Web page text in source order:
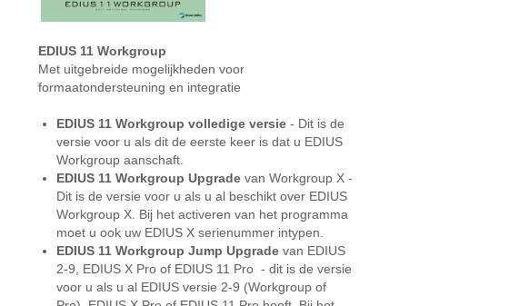
EDIUS 11 Workgroup
Met uitgebreide mogelijkheden voor
formaatondersteuning en integratie
EDIUS 11 Workgroup volledige versie - Dit is de
versie voor u als dit de eerste keer is dat u EDIUS
Workgroup aanschaft.
EDIUS 11 Workgroup Upgrade van Workgroup X -
Dit is de versie voor u als u al beschikt over EDIUS
Workgroup X. Bij het activeren van het programma
moet u ook uw EDIUS X serienummer intypen.
EDIUS 11 Workgroup Jump Upgrade van EDIUS
2-9, EDIUS X Pro of EDIUS 11 Pro - dit is de versie
voor u als u al EDIUS versie 2-9 (Workgroup of